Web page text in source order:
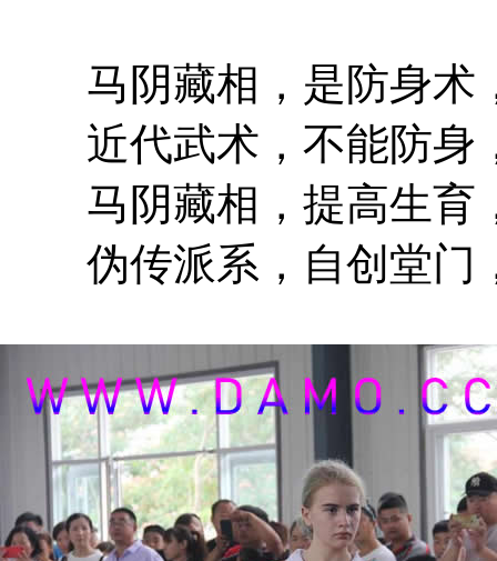
马阴藏相，是防身术
近代武术，不能防身
马阴藏相，提高生育
伪传派系，自创堂门